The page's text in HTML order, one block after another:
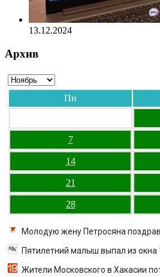
13.12.2024
Архив
Пн
7
14
21
28
Молодую жену Петросяна
Пятилетний малыш выпал из окна
Жители Московского в Хакасии